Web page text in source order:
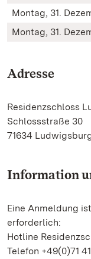
Montag, 31.
Montag, 31.
Adresse
Residenzschloss
Schlossstraße 30
71634
Information
Eine Anmeldung
erforderlich:
Hotline
Telefon +49(0)71